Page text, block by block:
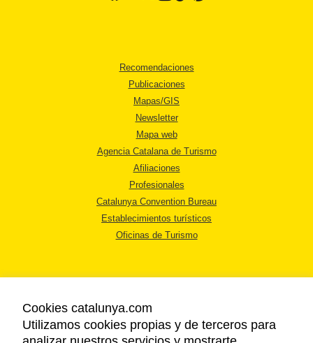
Recomendaciones
Publicaciones
Mapas/GIS
Newsletter
Mapa web
Agencia Catalana de Turismo
Afiliaciones
Profesionales
Catalunya Convention Bureau
Establecimientos turísticos
Oficinas de Turismo
AVISO LEGAL
Cookies catalunya.com
Utilizamos cookies propias y de terceros para